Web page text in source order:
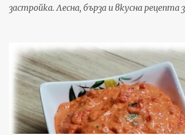
застройка. Лесна, бърза и вкусна рецепта
точно това, от което имате нужда.
обичаните класически български рецепти
приготвяне, икономична и засищаща. В
споделя моя личен метод за приготвяне
супа топчета у дома, включително
стъпка по стъпка инструкции, които